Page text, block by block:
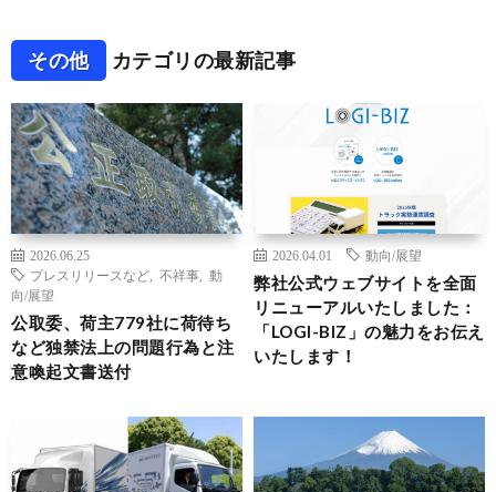
その他 カテゴリの最新記事
2026.06.25
プレスリリースなど
不祥事
動
向/展望
公取委、荷主779社に荷待ち
など独禁法上の問題行為と注
意喚起文書送付
2026.04.01 動向/展望
弊社公式ウェブサイトを全面
リニューアルいたしました：
「LOGI-BIZ」の魅力をお伝え
いたします！